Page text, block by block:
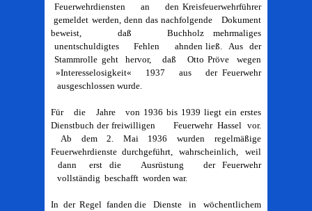
Feuerwehrdiensten an den Kreisfeuerwehrführer
gemeldet werden, denn das nachfolgende Dokument
beweist, daß Buchholz mehrmaliges
unentschuldigtes Fehlen ahnden ließ. Aus der
Stammrolle geht hervor, daß Otto Pröve wegen
»Interesselosigkeit« 1937 aus der Feuerwehr
ausgeschlossen wurde.
Für die Jahre von 1936 bis 1939 liegt ein erstes
Dienstbuch der freiwilligen Feuerwehr Hassel vor.
Ab dem 2. Mai 1936 wurden regelmäßige
Feuerwehrdienste durchgeführt, wahrscheinlich, weil
dann erst die Ausrüstung der Feuerwehr
vollständig beschafft worden war.
In der Regel fanden die Dienste in wöchentlichem